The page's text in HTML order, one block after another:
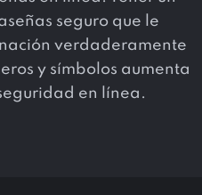
seguro que le
verdaderamente
y símbolos aumenta
en línea.